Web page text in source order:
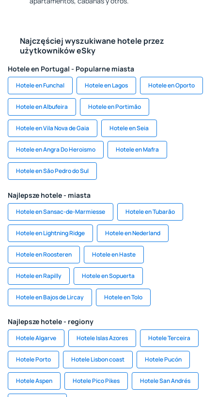
Najczęściej wyszukiwane hotele przez
użytkowników eSky
Hotele en Portugal - Popularne miasta
Hotele en Funchal Hotele en Lagos Hotele en Oporto
Hotele en Albufeira Hotele en Portimăo
Hotele en Vila Nova de Gaia Hotele en Seia
Hotele en Angra Do Heroismo Hotele en Mafra
Hotele en Săo Pedro do Sul
Najlepsze hotele - miasta
Hotele en Sansac-de-Marmiesse Hotele en Tubarăo
Hotele en Lightning Ridge Hotele en Nederland
Hotele en Roosteren Hotele en Haste
Hotele en Rapilly Hotele en Sopuerta
Hotele en Bajos de Lircay Hotele en Tolo
Najlepsze hotele - regiony
Hotele Algarve Hotele Islas Azores Hotele Terceira
Hotele Porto Hotele Lisbon coast Hotele Pucón
Hotele Aspen Hotele Pico Pikes Hotele San Andrés